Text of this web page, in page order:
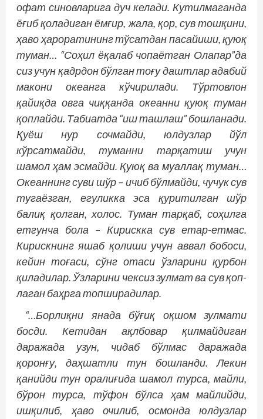
офат синовларига дуч келади. Кутилмаганда
ёғиб қоладиган ёмғир, жала, қор, сув тошқини,
ҳаво ҳароратининг тўсатдан пасайиши, қуюқ
туман… “Соҳил ёқалаб чопаётган Олапар”да
сиз учун қадрдон бўлган тоғу даштлар адабий
макони океанга кўчирилади. Тўртовлон
қайиқда овга чиққанда океанни қуюқ туман
қоплайди. Табиатда “иш ташлаш” бошланади.
Қуёш нур сочмайди, юлдузлар йўл
кўрсатмайди, туманни тарқатиш учун
шамол ҳам эсмайди. Қуюқ ва муаллақ туман…
Океаннинг суви шўр – ичиб бўлмайди, чучук сув
тугаёзган, егуликка эса қуритилган шўр
балиқ қолган, холос. Туман тарқаб, соҳилга
етгунча бола – Кирискка сув етар-етмас.
Кирискнинг яшаб қолиши учун аввал бобоси,
кейин тоғаси, сўнг отаси ўзларини қурбон
қиладилар. Ўзларини чексиз зулмат ва сув қоп­
лаган баҳрга топширадилар.
“…Борлиқни янада бўғиқ оқшом зулмати
босди. Кетидан ақлбовар қилмайдиган
даражада узун, чидаб бўлмас даражада
қоронғу, даҳшатли тун бошланди. Лекин
қанийди тун оралиғида шамол турса, майли,
бўрон турса, тўфон бўлса ҳам майлийди,
ишқилиб, ҳаво очилиб, осмонда юлдузлар